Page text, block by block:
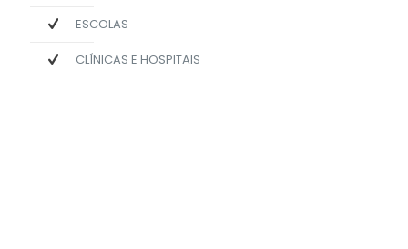
ESCOLAS
CLÍNICAS E HOSPITAIS